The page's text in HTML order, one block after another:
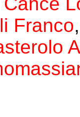
Franco